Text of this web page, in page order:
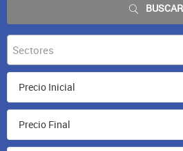
BUSCAR
Sectores